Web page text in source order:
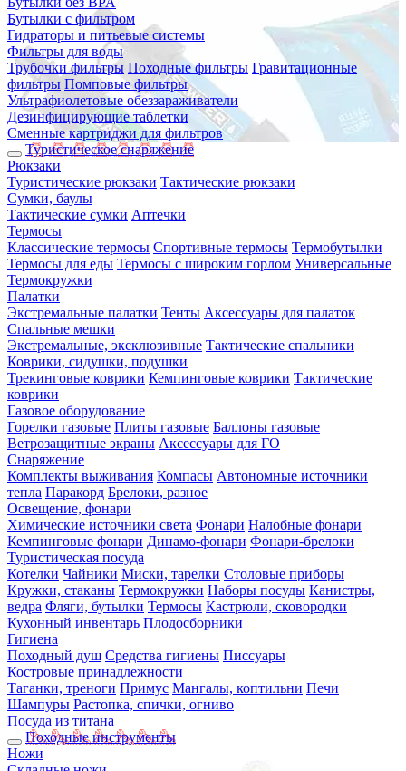
Бутылки с фильтром
Гидраторы и питьевые системы
Фильтры для воды
Трубочки фильтры Походные фильтры Гравитационные
фильтры Помповые фильтры
Ультрафиолетовые обеззараживатели
Дезинфицирующие таблетки
Сменные картриджи для фильтров
Туристическое снаряжение
Рюкзаки
Туристические рюкзаки Тактические рюкзаки
Сумки, баулы
Тактические сумки Аптечки
Термосы
Классические термосы Спортивные термосы Термобутылки
Термосы для еды Термосы с широким горлом Универсальные
Термокружки
Палатки
Экстремальные палатки Тенты Аксессуары для палаток
Спальные мешки
Экстремальные, эксклюзивные Тактические спальники
Коврики, сидушки, подушки
Трекинговые коврики Кемпинговые коврики Тактические
коврики
Газовое оборудование
Горелки газовые Плиты газовые Баллоны газовые
Ветрозащитные экраны Аксессуары для ГО
Снаряжение
Комплекты выживания Компасы Автономные источники
тепла Паракорд Брелоки, разное
Освещение, фонари
Химические источники света Фонари Налобные фонари
Кемпинговые фонари Динамо-фонари Фонари-брелоки
Туристическая посуда
Котелки Чайники Миски, тарелки Столовые приборы
Кружки, стаканы Термокружки Наборы посуды Канистры,
ведра Фляги, бутылки Термосы Кастрюли, сковородки
Кухонный инвентарь Плодосборники
Гигиена
Походный душ Средства гигиены Писсуары
Костровые принадлежности
Таганки, треноги Примус Мангалы, коптильни Печи
Шампуры Растопка, спички, огниво
Посуда из титана
Походные инструменты
Ножи